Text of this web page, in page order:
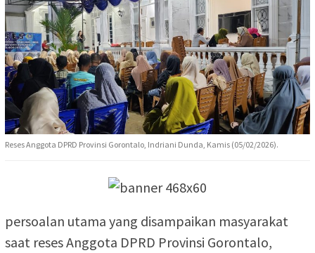
Reses Anggota DPRD Provinsi Gorontalo, Indriani Dunda, Kamis (05/02/2026).
persoalan utama yang disampaikan masyarakat
saat reses Anggota DPRD Provinsi Gorontalo,